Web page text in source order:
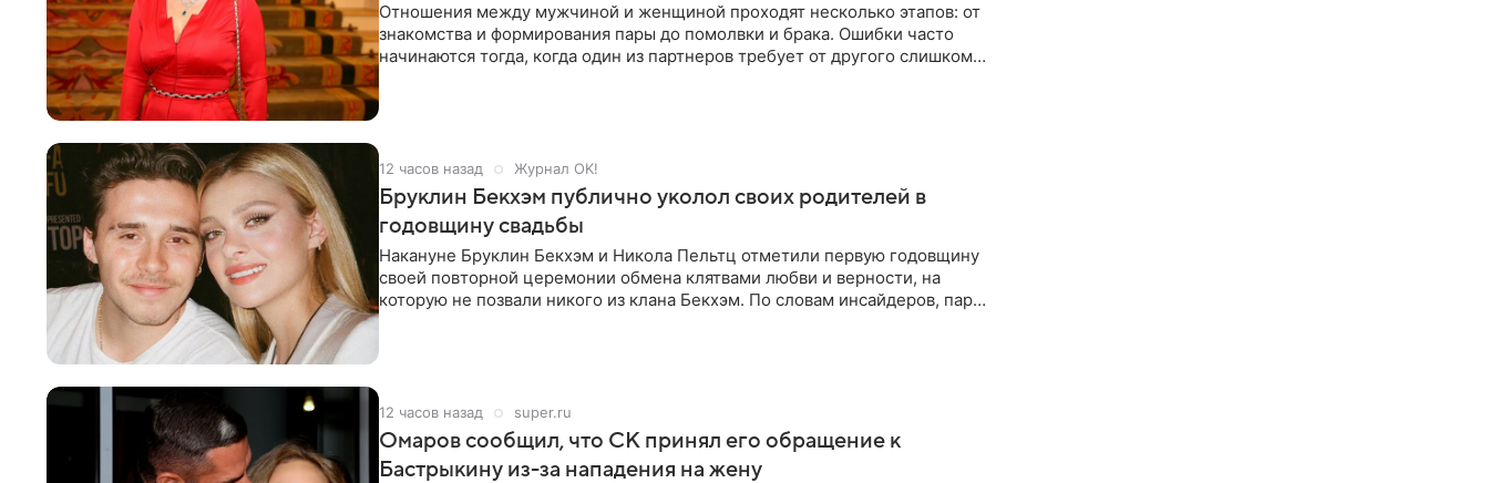
Отношения между мужчиной и женщиной проходят несколько этапов: от
знакомства и формирования пары до помолвки и брака. Ошибки часто
начинаются тогда, когда один из партнеров требует от другого слишком
12 часов назад Журнал OK!
Бруклин Бекхэм публично уколол своих родителей в
годовщину свадьбы
Накануне Бруклин Бекхэм и Никола Пельтц отметили первую годовщину
своей повторной церемонии обмена клятвами любви и верности, на
которую не позвали никого из клана Бекхэм. По словам инсайдеров, пара
12 часов назад super.ru
Омаров сообщил, что СК принял его обращение к
Бастрыкину из-за нападения на жену